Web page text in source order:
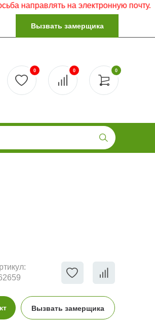
на электронную почту.
Вызвать замерщика
0
0 0
Вызвать замерщика